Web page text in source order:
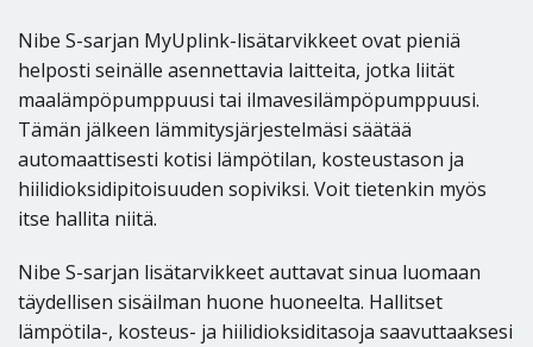
Nibe S-sarjan MyUplink-lisätarvikkeet ovat pieniä
helposti seinälle asennettavia laitteita, jotka liität
maalämpöpumppuusi tai ilmavesilämpöpumppuusi.
Tämän jälkeen lämmitysjärjestelmäsi säätää
automaattisesti kotisi lämpötilan, kosteustason ja
hiilidioksidipitoisuuden sopiviksi. Voit tietenkin myös
itse hallita niitä.
Nibe S-sarjan lisätarvikkeet auttavat sinua luomaan
täydellisen sisäilman huone huoneelta. Hallitset
lämpötila-, kosteus- ja hiilidioksiditasoja saavuttaaksesi